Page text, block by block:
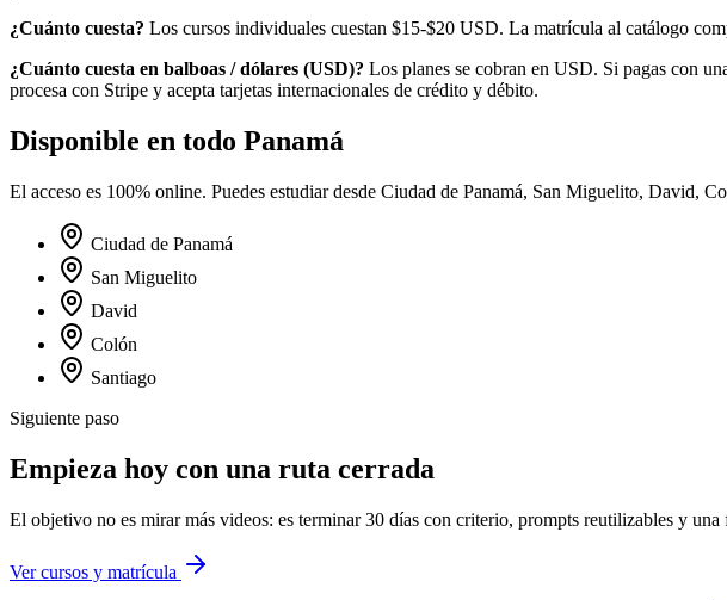
¿Cuánto cuesta? Los cursos individuales cuestan $15-$20 USD. La matrícula al catálogo
¿Cuánto cuesta en balboas / dólares (USD)? Los planes se cobran en USD. Si pagas con
procesa con Stripe y acepta tarjetas internacionales de crédito y débito.
Disponible en todo Panamá
El acceso es 100% online. Puedes estudiar desde Ciudad de Panamá, San Miguelito, David,
Ciudad de Panamá
San Miguelito
David
Colón
Santiago
Siguiente paso
Empieza hoy con una ruta cerrada
El objetivo no es mirar más videos: es terminar 30 días con criterio, prompts reutilizables y
Ver cursos y matrícula